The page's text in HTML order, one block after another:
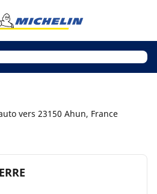
vers 23150 Ahun, France